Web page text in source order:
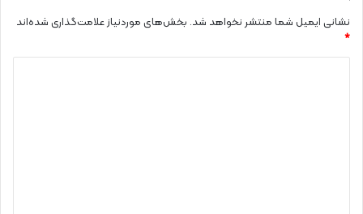
نشانی ایمیل شما منتشر نخواهد شد. بخش‌های موردنیاز علامت‌گذاری شده‌اند
*